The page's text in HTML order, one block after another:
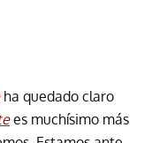
ha quedado claro
es muchísimo más